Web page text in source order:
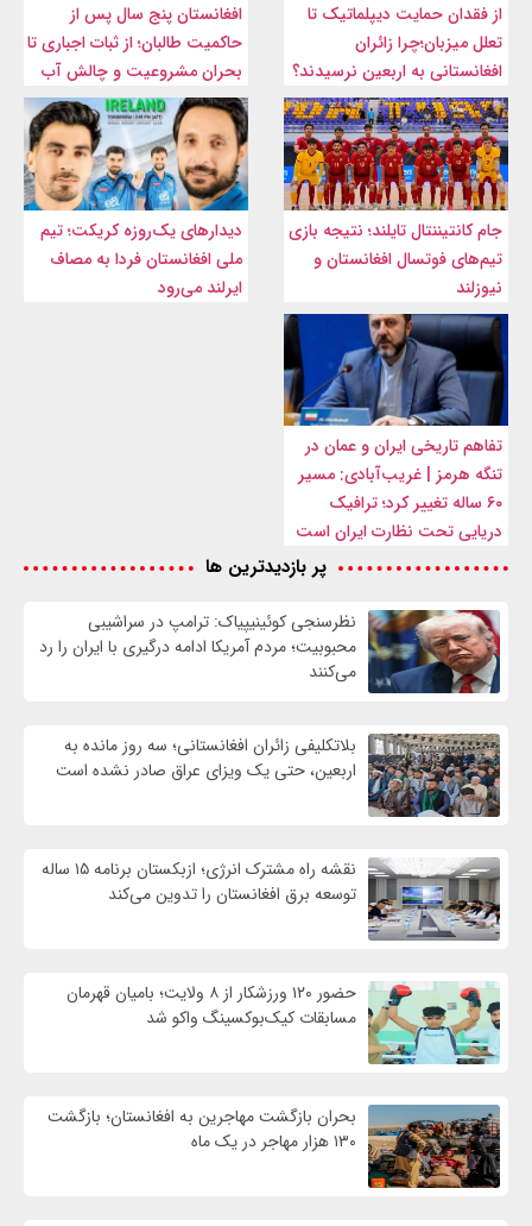
از فقدان حمایت دیپلماتیک تا
تعلل میزبان؛چرا زائران
افغانستانی به اربعین نرسیدند؟
افغانستان پنج سال پس از
حاکمیت طالبان؛ از ثبات اجباری تا
بحران مشروعیت و چالش آب
جام کانتیننتال تایلند؛ نتیجه بازی
تیم‌های فوتسال افغانستان و
نیوزلند
دیدارهای یک‌روزه کریکت؛ تیم
ملی افغانستان فردا به مصاف
ایرلند می‌رود
تفاهم تاریخی ایران و عمان در
تنگه هرمز | غریب‌آبادی: مسیر
۶۰ ساله تغییر کرد؛ ترافیک
دریایی تحت نظارت ایران است
پر بازدیدترین ها
نظرسنجی کوئینیپیاک: ترامپ در سراشیبی
محبوبیت؛ مردم آمریکا ادامه درگیری با ایران را رد
می‌کنند
بلاتکلیفی زائران افغانستانی؛ سه روز مانده به
اربعین، حتی یک ویزای عراق صادر نشده است
نقشه راه مشترک انرژی؛ ازبکستان برنامه ۱۵ ساله
توسعه برق افغانستان را تدوین می‌کند
حضور ۱۲۰ ورزشکار از ۸ ولایت؛ بامیان قهرمان
مسابقات کیک‌بوکسینگ واکو شد
بحران بازگشت مهاجرین به افغانستان؛ بازگشت
۱۳۰ هزار مهاجر در یک ماه